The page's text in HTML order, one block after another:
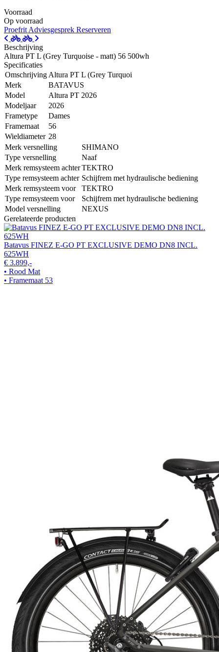
Voorraad
Op voorraad
Proefrit Adviesgesprek Reserveren
Beschrijving
Altura PT L (Grey Turquoise - matt) 56 500wh
Specificaties
Omschrijving Altura PT L (Grey Turquoi
Merk
BATAVUS
Model
Altura PT 2026
Modeljaar
2026
Frametype
Dames
Framemaat
56
Wieldiameter 28
Merk versnelling
SHIMANO
Type versnelling
Naaf
Merk remsysteem achterTEKTRO
Type remsysteem achter Schijfrem met hydraulische bediening
Merk remsysteem voor
TEKTRO
Type remsysteem voor
Schijfrem met hydraulische bediening
Model versnelling
NEXUS
Gerelateerde producten
Batavus FINEZ E-GO PT EXCLUSIVE DEMO DN8 INCL.
625WH
€ 3.899,-
• Rood Mat
• Framemaat 53